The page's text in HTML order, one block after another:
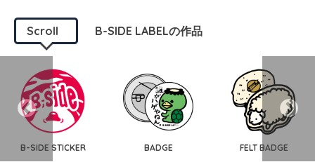
Scroll B-SIDE LABELの作品
B-SIDE STICKER BADGE FELT BADGE